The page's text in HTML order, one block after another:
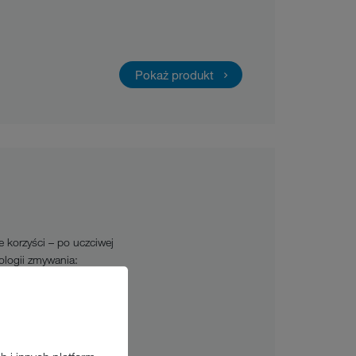
Pokaż produkt
korzyści – po uczciwej
zmywania: